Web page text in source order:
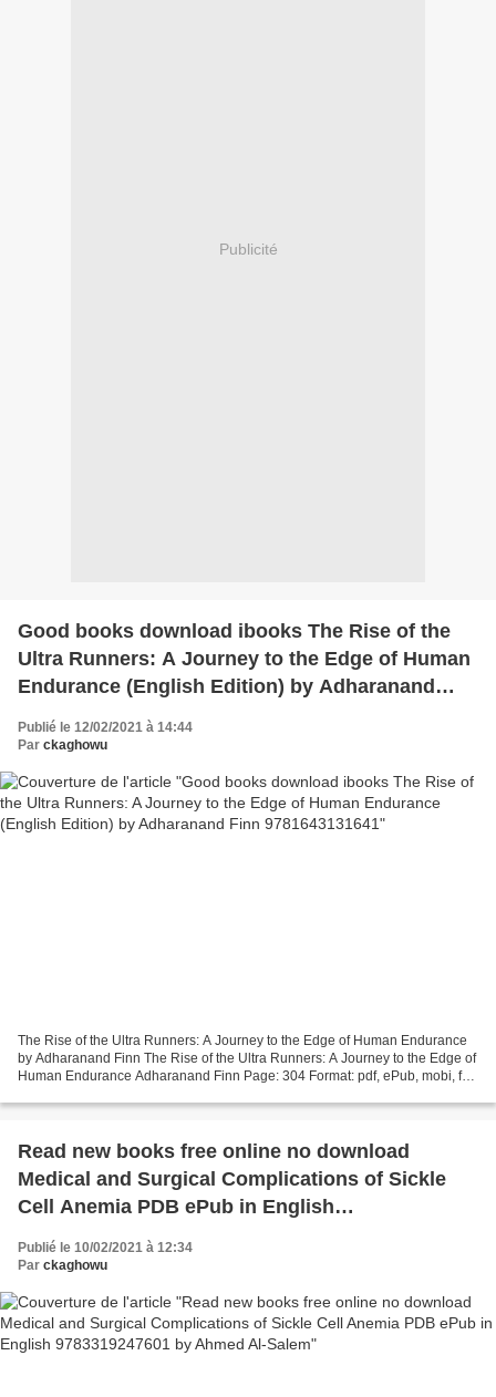
Publicité
Good books download ibooks The Rise of the
Ultra Runners: A Journey to the Edge of Human
Endurance (English Edition) by Adharanand
Publié le 12/02/2021 à 14:44
Par ckaghowu
The Rise of the Ultra Runners: A Journey to the Edge of Human Endurance
by Adharanand Finn The Rise of the Ultra Runners: A Journey to the Edge of
Human Endurance Adharanand Finn Page: 304 Format: pdf, ePub, mobi, fb2
Read new books free online no download
Medical and Surgical Complications of Sickle
Cell Anemia PDB ePub in English
9783319247601 by Ahmed Al-Salem
Publié le 10/02/2021 à 12:34
Par ckaghowu